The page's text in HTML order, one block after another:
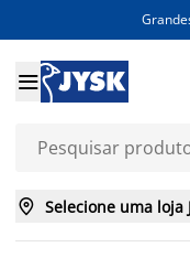

 Selecione uma loja